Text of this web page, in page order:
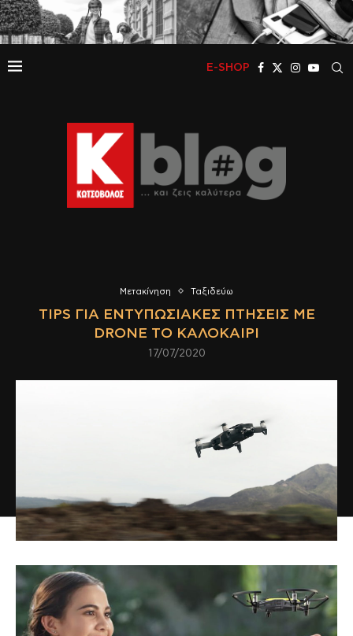
E-SHOP
Μετακίνηση Ταξιδεύω
TIPS ΓΙΑ ΕΝΤΥΠΩΣΙΑΚΈΣ ΠΤΉΣΕΙΣ ΜΕ
DRONE ΤΟ ΚΑΛΟΚΑΊΡΙ
17/07/2020